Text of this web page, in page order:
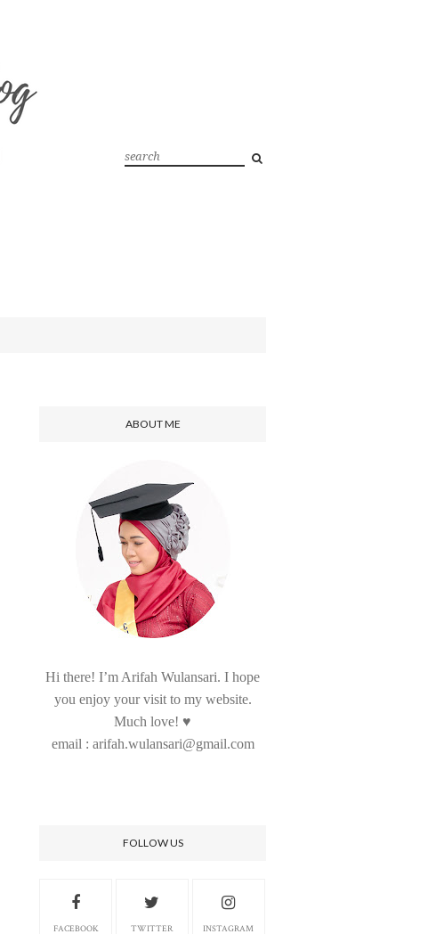
ABOUT ME
Hi there! I’m Arifah Wulansari. I hope
you enjoy your visit to my website.
Much love! ♥
email : arifah.wulansari@gmail.com
FOLLOW US
FACEBOOK TWITTER INSTAGRAM